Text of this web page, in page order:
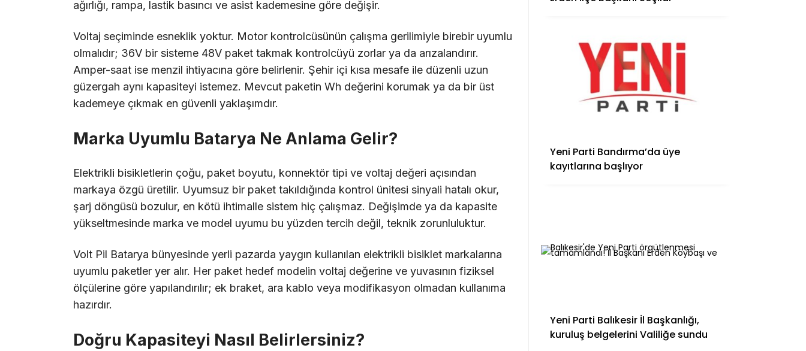
ağırlığı, rampa, lastik basıncı ve asist kademesine göre değişir.
Voltaj seçiminde esneklik yoktur. Motor kontrolcüsünün çalışma gerilimiyle birebir uyumlu
olmalıdır; 36V bir sisteme 48V paket takmak kontrolcüyü zorlar ya da arızalandırır.
Amper-saat ise menzil ihtiyacına göre belirlenir. Şehir içi kısa mesafe ile düzenli uzun
güzergah aynı kapasiteyi istemez. Mevcut paketin Wh değerini korumak ya da bir üst
kademeye çıkmak en güvenli yaklaşımdır.
Marka Uyumlu Batarya Ne Anlama Gelir?
Elektrikli bisikletlerin çoğu, paket boyutu, konnektör tipi ve voltaj değeri açısından
markaya özgü üretilir. Uyumsuz bir paket takıldığında kontrol ünitesi sinyali hatalı okur,
şarj döngüsü bozulur, en kötü ihtimalle sistem hiç çalışmaz. Değişimde ya da kapasite
yükseltmesinde marka ve model uyumu bu yüzden tercih değil, teknik zorunluluktur.
Volt Pil Batarya bünyesinde yerli pazarda yaygın kullanılan elektrikli bisiklet markalarına
uyumlu paketler yer alır. Her paket hedef modelin voltaj değerine ve yuvasının fiziksel
ölçülerine göre yapılandırılır; ek braket, ara kablo veya modifikasyon olmadan kullanıma
hazırdır.
Doğru Kapasiteyi Nasıl Belirlersiniz?
Yeni Parti Bandırma’da üye
kayıtlarına başlıyor
Yeni Parti Balıkesir İl Başkanlığı,
kuruluş belgelerini Valiliğe sundu